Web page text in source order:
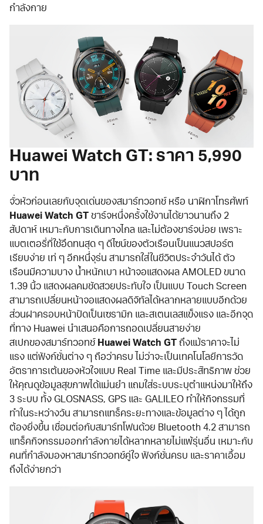
กำลังกาย
Huawei Watch GT: ราคา 5,990
บาท
จั่วหัวก่อนเลยกับจุดเด่นของสมาร์ทวอทช์ หรือ นาฬิกาโทรศัพท์
Huawei Watch GT
ชาร์จหนึ่งครั้งใช้งานได้ยาวนานถึง 2
สัปดาห์ เหมาะกับการเดินทางไกล และไม่ต้องชาร์จบ่อย เพราะ
แบตเตอรี่ที่ใช้อึดทนสุด ๆ ดีไซน์ของตัวเรือนเป็นแนวสปอร์ต
เรียบง่าย เท่ ๆ อีกหนึ่งุร่น สามารถใส่ในชีวิตประจำวันได้ ตัว
เรือนมีความบาง น้ำหนักเบา หน้าจอแสดงผล AMOLED ขนาด
1.39 นิ้ว แสดงผลคมชัดสวยประทับใจ เป็นแบบ Touch Screen
สามารถเปลี่ยนหน้าจอแสดงผลดิจิทัลได้หลากหลายแบบอีกด้วย
ส่วนฝาครอบหน้าปัดเป็นเซรามิก และสเตนเลสแข็งแรง และอีกจุด
ที่ทาง Huawei นำเสนอคือการถอดเปลี่ยนสายง่าย
สเปกของสมาร์ทวอทช์ Huawei Watch GT
ถึงแม้ราคาจะไม่
แรง แต่ฟังก์ชั่นต่าง ๆ ถือว่าครบ ไม่ว่าจะเป็นเทคโนโลยีการวัด
อัตราการเต้นของหัวใจแบบ Real Time และมีประสิทธิภาพ ช่วย
ให้คุณดูข้อมูลสุขภาพได้แม่นยำ แถมใส่ระบบระบุตำแหน่งมาให้ถึง
3 ระบบ ทั้ง GLOSNASS, GPS และ GALILEO ทำให้กิจกรรมที่
ทำในระหว่างวัน สามารถแทร็คระยะทางและข้อมูลต่าง ๆ ได้ถูก
ต้องยิ่งขึ้น เชื่อมต่อกับสมาร์ทโฟนด้วย Bluetooth 4.2 สามารถ
แทร็คกิจกรรมออกกำลังกายได้หลากหลายไม่แพ้รุ่นอื่น เหมาะกับ
คนที่กำลังมองหาสมาร์ทวอทช์คู่ใจ ฟังก์ชั่นครบ และราคาเอื้อม
ถึงได้ง่ายกว่า